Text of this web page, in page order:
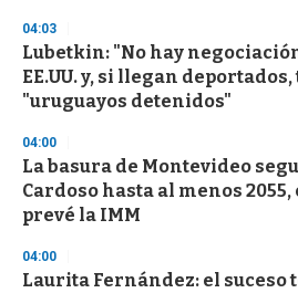
04:03
Lubetkin: "No hay
EE.UU. y, si llegan
"uruguayos detenidos"
04:00
La basura de Montevideo
Cardoso hasta al menos
prevé la IMM
04:00
Laurita Fernández: el suceso